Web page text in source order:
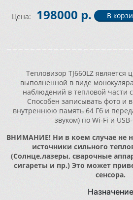
Цена: 198000 р.
Тепловизор TJ660LZ является
выполненной в виде
наблюдений в тепловой части
Способен записывать фото и
внутреннюю память 64 Гб и
звуком) по Wi-Fi и
ВНИМАНИЕ! Ни в коем случае не
источники сильного
(Солнце,лазеры, сварочные
сигареты и пр.) Это может
сенсора.
Назначение